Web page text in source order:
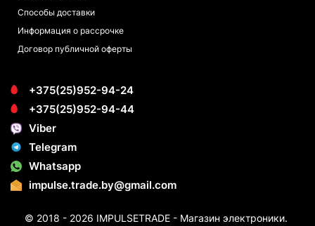
Способы доставки
Информация о рассрочке
Договор публичной оферты
+375(25)952-94-24
+375(25)952-94-44
Viber
Telegram
Whatsapp
impulse.trade.by@gmail.com
© 2018 - 2026 IMPULSETRADE - Магазин электроники.